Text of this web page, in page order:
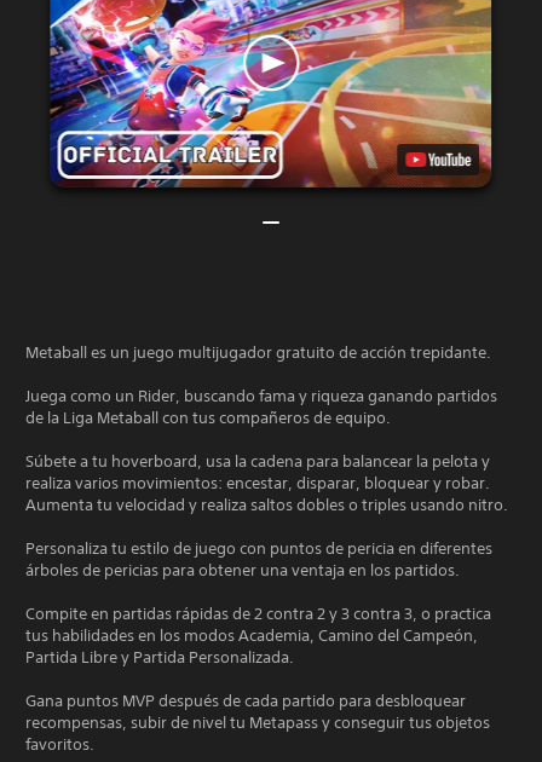
Metaball es un juego multijugador gratuito de acción trepidante.
Juega como un Rider, buscando fama y riqueza ganando partidos
de la Liga Metaball con tus compañeros de equipo.
Súbete a tu hoverboard, usa la cadena para balancear la pelota y
realiza varios movimientos: encestar, disparar, bloquear y robar.
Aumenta tu velocidad y realiza saltos dobles o triples usando nitro.
Personaliza tu estilo de juego con puntos de pericia en diferentes
árboles de pericias para obtener una ventaja en los partidos.
Compite en partidas rápidas de 2 contra 2 y 3 contra 3, o practica
tus habilidades en los modos Academia, Camino del Campeón,
Partida Libre y Partida Personalizada.
Gana puntos MVP después de cada partido para desbloquear
recompensas, subir de nivel tu Metapass y conseguir tus objetos
favoritos.